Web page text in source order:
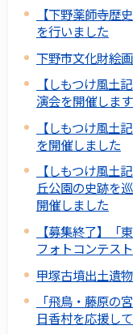
【下野薬師寺歴
を行いました
下野市文化財絵
【しもつけ風土
演会を開催します
【しもつけ風土
を開催しました
【しもつけ風土
丘公園の史跡を
開催しました
【募集終了】「
フォトコンテスト
甲塚古墳出土遺
「飛鳥・藤原の
日香村を応援し